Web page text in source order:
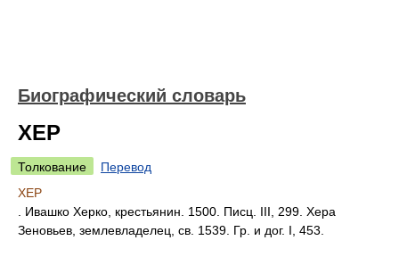
Биографический словарь
ХЕР
Толкование
Перевод
ХЕР
. Ивашко Херко, крестьянин. 1500. Писц. III, 299. Хера
Зеновьев, землевладелец, св. 1539. Гр. и дог. I, 453.